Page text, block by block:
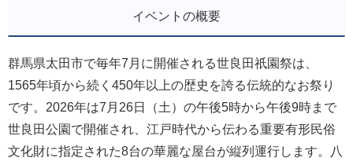
イベントの概要
群馬県太田市で毎年7月に開催される世良田祇園祭は、
1565年頃から続く450年以上の歴史を誇る伝統的なお祭り
です。2026年は7月26日（土）の午後5時から午後9時まで
世良田公園で開催され、江戸時代から伝わる重要有形民俗
文化財に指定された8台の華麗な屋台が縦列運行します。八